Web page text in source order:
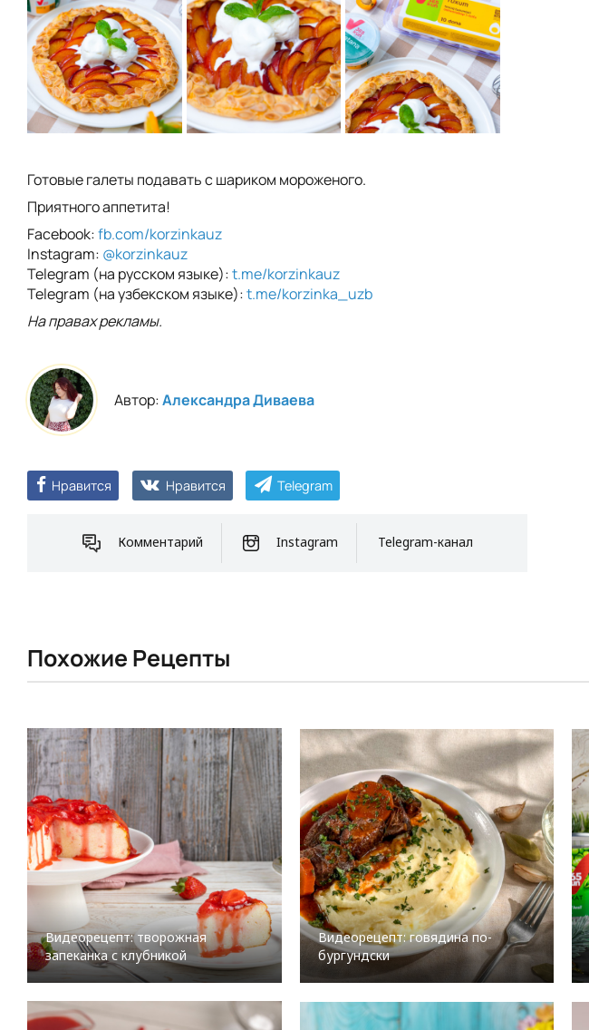
Готовые галеты подавать с шариком мороженого.
Приятного аппетита!
Facebook:fb.com/korzinkauz
Instagram: @korzinkauz
Telegram (на русском языке):t.me/korzinkauz
Telegram (на узбекском языке):t.me/korzinka_uzb
На правах рекламы.
Автор:Александра Диваева
Нравится Нравится Telegram
Комментарий Instagram Telegram-канал
Похожие Рецепты
Видеорецепт: творожная
запеканка с клубникой
Видеорецепт: говядина по-
бургундски